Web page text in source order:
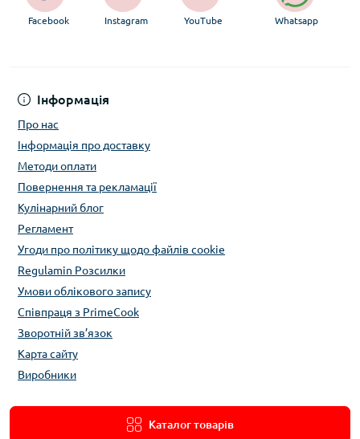
Інформація
Про нас
Інформація про доставку
Методи оплати
Повернення та рекламації
Кулінарний блог
Регламент
Угоди про політику щодо файлів cookie
Regulamin Розсилки
Умови облікового запису
Співпраця з PrimeCook
Зворотній зв’язок
Карта сайту
Виробники
Каталог товарів
Facebook Instagram YouTube Whatsapp